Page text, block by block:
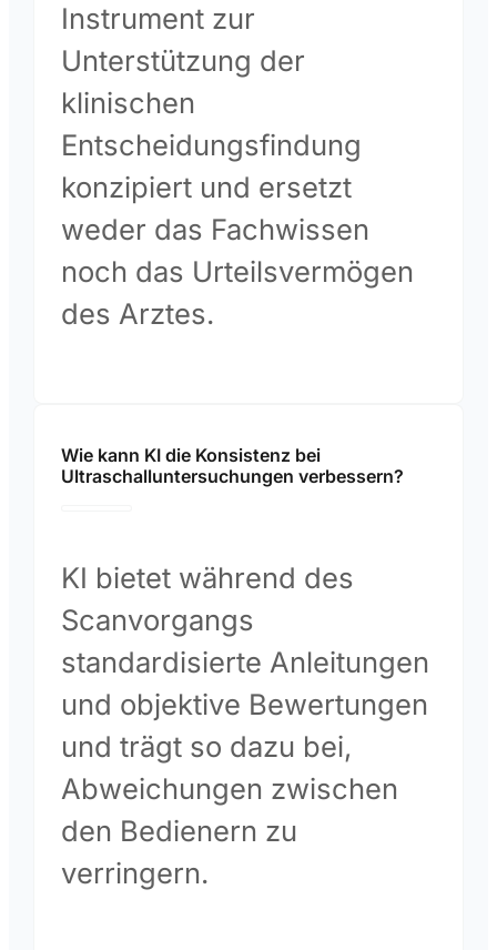
Instrument zur
Unterstützung der
klinischen
Entscheidungsfindung
konzipiert und ersetzt
weder das Fachwissen
noch das Urteilsvermögen
des Arztes.
Wie kann KI die Konsistenz bei
Ultraschalluntersuchungen verbessern?
KI bietet während des
Scanvorgangs
standardisierte Anleitungen
und objektive Bewertungen
und trägt so dazu bei,
Abweichungen zwischen
den Bedienern zu
verringern.